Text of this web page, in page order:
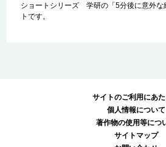
ショートシリーズ 学研の「5分後に意外な
トです。
サイトのご利用にあ
個人情報について
著作物の使用等につ
サイトマップ